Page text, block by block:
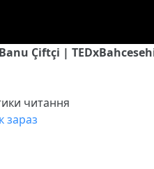
Çiftçi |
читання
зараз